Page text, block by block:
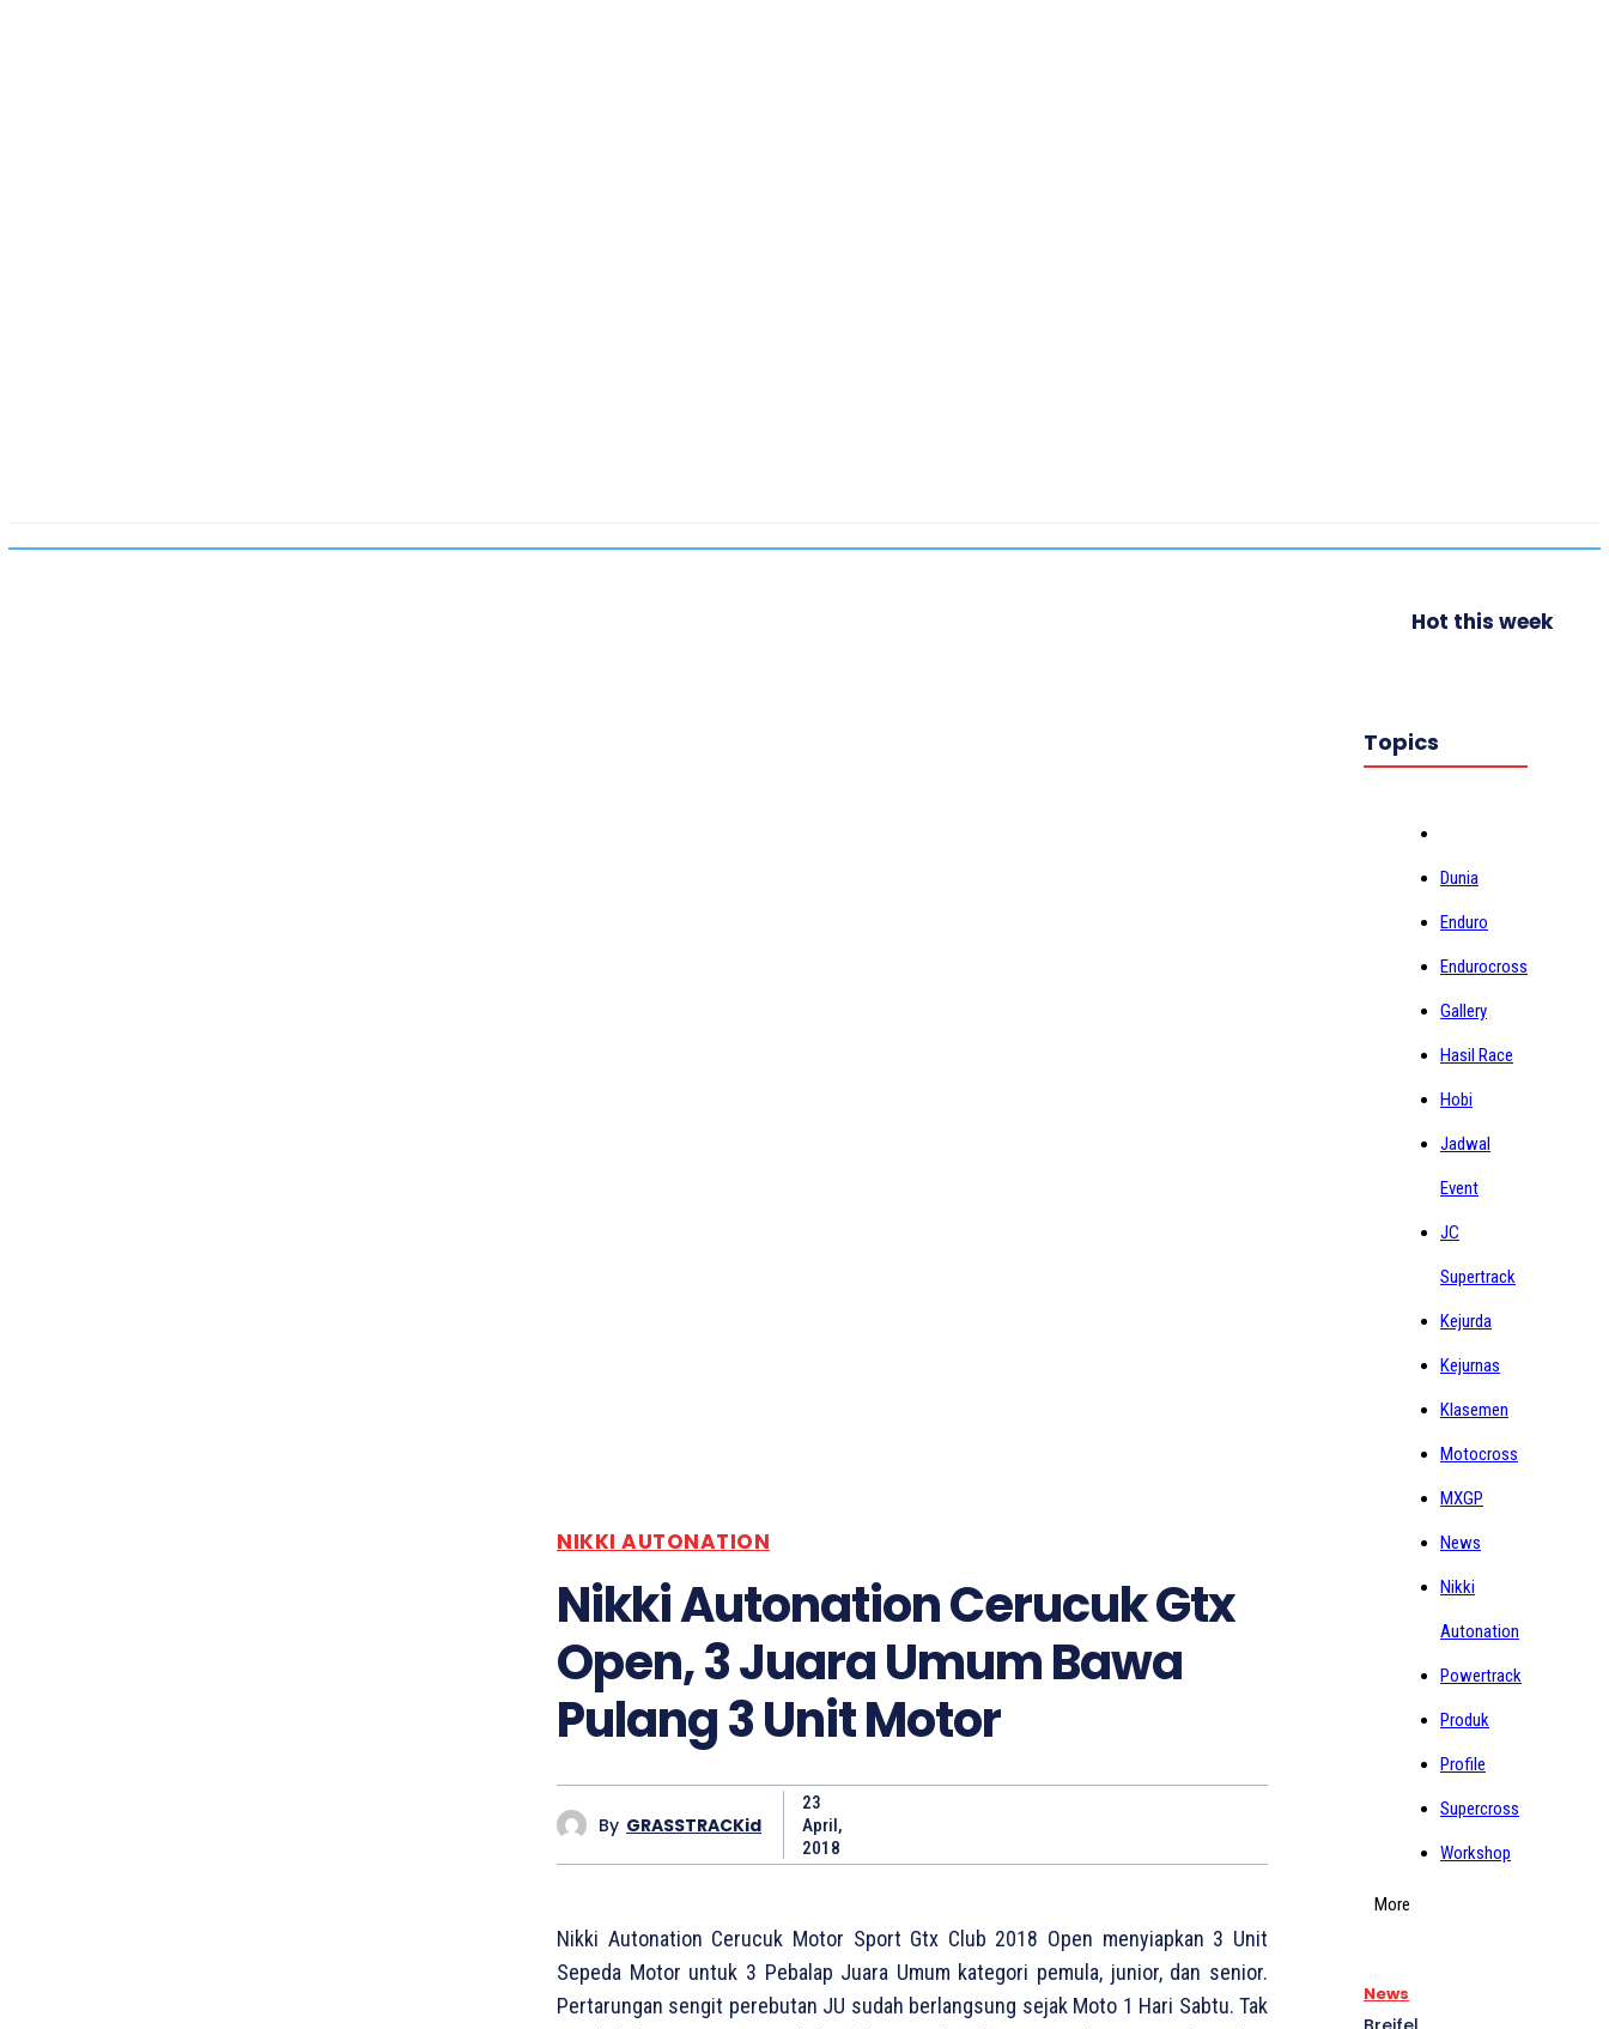
NIKKI AUTONATION
Nikki Autonation Cerucuk Gtx
Open, 3 Juara Umum Bawa
Pulang 3 Unit Motor
By GRASSTRACKid
23
April,
2018
Nikki Autonation Cerucuk Motor Sport Gtx Club 2018 Open menyiapkan 3 Unit
Sepeda Motor untuk 3 Pebalap Juara Umum kategori pemula, junior, dan senior.
Pertarungan sengit perebutan JU sudah berlangsung sejak Moto 1 Hari Sabtu. Tak
Hot this week
Topics
Dunia
Enduro
Endurocross
Gallery
Hasil Race
Hobi
Jadwal
Event
JC
Supertrack
Kejurda
Kejurnas
Klasemen
Motocross
MXGP
News
Nikki
Autonation
Powertrack
Produk
Profile
Supercross
Workshop
More
News